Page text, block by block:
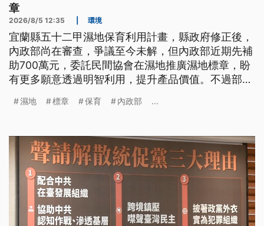
章
2026/8/5 12:35 環境
宜蘭縣五十二甲濕地保育利用計畫，縣政府修正後，
內政部尚在審查，爭議至今未解，但內政部近期先補
助700萬元，委託民間協會在濕地推廣濕地標章，盼
有更多願意透過明智利用，提升產品價值。不過部分
用計畫，創造多贏。
濕地 標章 保育 內政部 ...